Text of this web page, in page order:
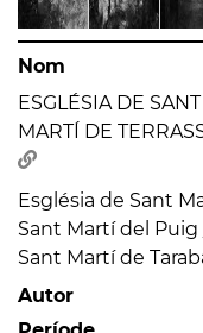
Nom
ESGLÉSIA DE SANT
MARTÍ DE
Església de Sant
Sant Martí del Puig
Sant Martí de
Autor